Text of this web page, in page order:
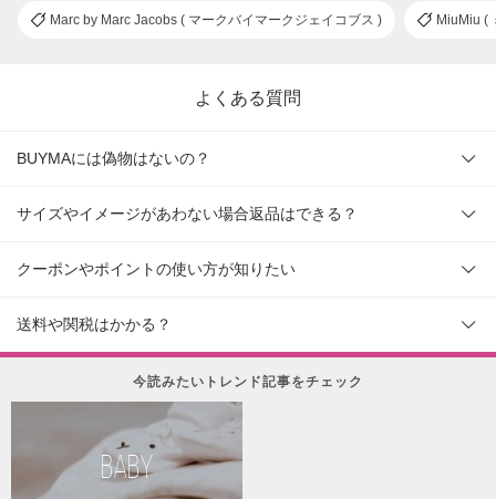
Marc by Marc Jacobs ( マークバイマークジェイコブス ) MiuMiu (
よくある質問
BUYMAには偽物はないの？
サイズやイメージがあわない場合返品はできる？
クーポンやポイントの使い方が知りたい
送料や関税はかかる？
今読みたいトレンド記事をチェック
BABY